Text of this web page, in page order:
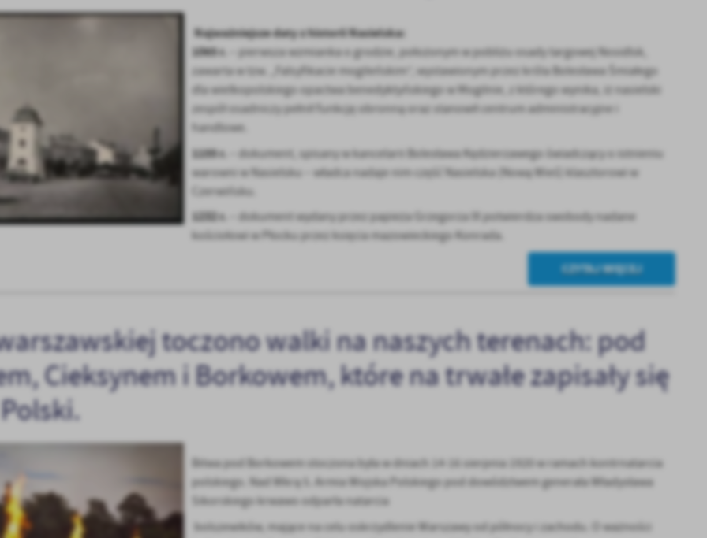
Twoją prywatność. Możesz zmienić ustawienia cookies lub zaakceptować je
pliki cookies służą do prawidłowego funkcjonowania strony internetowej i
Ci komfortowe korzystanie z oferowanych przez nas usług.
cookies odpowiadają na podejmowane przez Ciebie działania w celu m.in. dostosowania
Najważniejsze daty z historii Nasielska:
1065 r.
– pierwsza wzmianka o grodzie, położonym w pobliżu osady targowej Nosidlsk,
zawarta w tzw. „Falsyfikacie mogileńskim”, wystawionym przez króla Bolesława Śmiałego
dla wielkopolskiego opactwa benedyktyńskiego w Mogilnie, z którego wynika, iż nasielski
zespół osadniczy pełnił funkcję obronną oraz stanowił centrum administracyjne i
handlowe.
1155 r.
– dokument, spisany w kancelarii Bolesława Kędzierzawego świadczący o istnieniu
warowni w Nasielsku – władca nadaje nim część Nasielska (Nową Wieś) klasztorowi w
Czerwińsku.
1232 r.
– dokument wydany przez papieża Grzegorza IX potwierdza swobody nadane
kościołowi w Płocku przez księcia mazowieckiego Konrada.
CZYTAJ WIĘCEJ
toczono walki na naszych terenach: pod
Cieksynem i Borkowem, które na trwałe zapisały się
Bitwa pod Borkowem stoczona była w dniach 14-16 sierpnia 1920 w ramach kontrnatarcia
polskiego. Nad Wkrą 5. Armia Wojska Polskiego pod dowództwem generała Władysława
Sikorskiego krwawo odparła natarcia
bolszewików, mające na celu oskrzydlenie Warszawy od północy i zachodu. O ważności